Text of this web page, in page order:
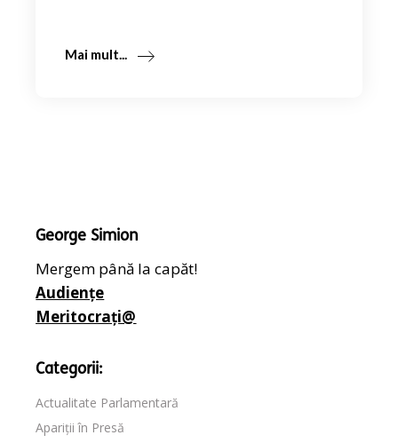
Mai mult...
George Simion
Mergem până la capăt!
Audiențe
Meritocrați@
Categorii:
Actualitate Parlamentară
Apariții în Presă